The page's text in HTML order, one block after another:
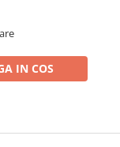
IN COS